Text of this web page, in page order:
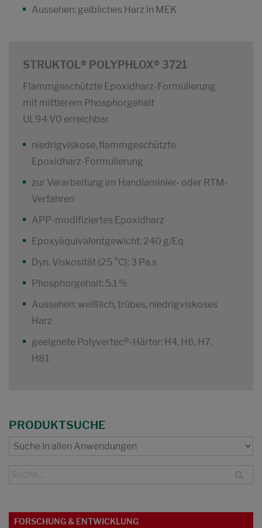
Aussehen: gelbliches Harz in MEK
STRUKTOL® POLYPHLOX® 3721
Flammgeschützte Epoxidharz-Formulierung
mit mittlerem Phosphorgehalt
UL94 V0 erreichbar
niedrigviskose, flammgeschützte
Epoxidharz-Formulierung
zur Verarbeitung im Handlaminier- oder RTM-
Verfahren
APP-modifiziertes Epoxidharz
Epoxyäquivalentgewicht: 240 g/Eq
Dyn. Viskosität (25 °C): 3 Pa.s
Phosphorgehalt: 5.1 %
Aussehen: weißlich, trübes, niedrigviskoses
Harz
geeignete Polyvertec®-Härter: H4, H6, H7,
H81
PRODUKTSUCHE
FORSCHUNG & ENTWICKLUNG